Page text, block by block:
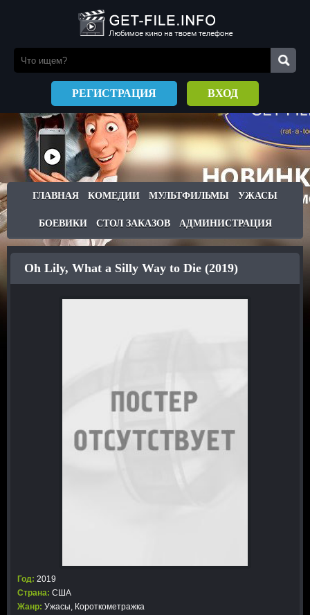
РЕГИСТРАЦИЯ ВХОД
ГЛАВНАЯ КОМЕДИИ МУЛЬТФИЛЬМЫ УЖАСЫ
БОЕВИКИ СТОЛ ЗАКАЗОВ АДМИНИСТРАЦИЯ
Oh Lily, What a Silly Way to Die (2019)
Год: 2019
Страна: США
Жанр: Ужасы, Короткометражка